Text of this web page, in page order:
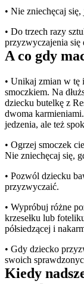
• Nie zniechęcaj
• Do trzech razy
przyzwyczajenia się
A co gdy
• Unikaj zmian w tę
smoczkiem. Na
dziecku butelkę z
dwoma
jedzenia, ale też
• Ogrzej smoczek
Nie zniechęcaj się,
• Pozwól dziecku
przyzwyczaić.
• Wypróbuj różne
krzesełku lub
półsiedzącej i
• Gdy dziecko
swoich
Kiedy